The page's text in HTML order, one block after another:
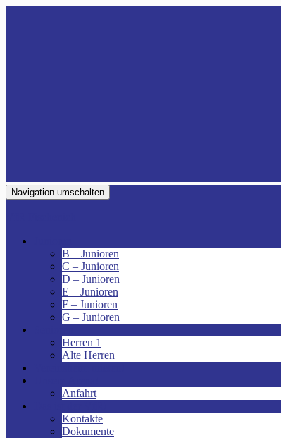
Navigation umschalten
B – Junioren
C – Junioren
D – Junioren
E – Junioren
F – Junioren
G – Junioren
Herren 1
Alte Herren
Anfahrt
Kontakte
Dokumente